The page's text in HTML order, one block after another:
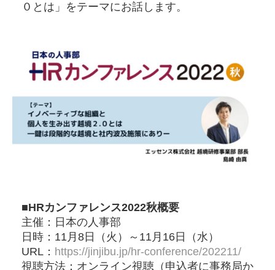
０とは」をテーマにお話します。
■HRカンファレンス2022秋概要
主催：日本の人事部
日時：11月8日（火）～11月16日（水）
URL： https://jinjibu.jp/hr-conference/202211/
視聴方法：オンライン視聴（申込者に事務局か